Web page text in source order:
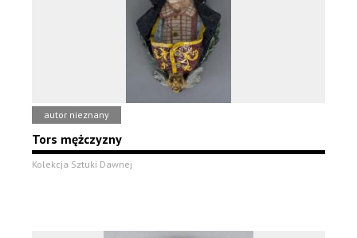
autor nieznany
Tors mężczyzny
Kolekcja Sztuki Dawnej